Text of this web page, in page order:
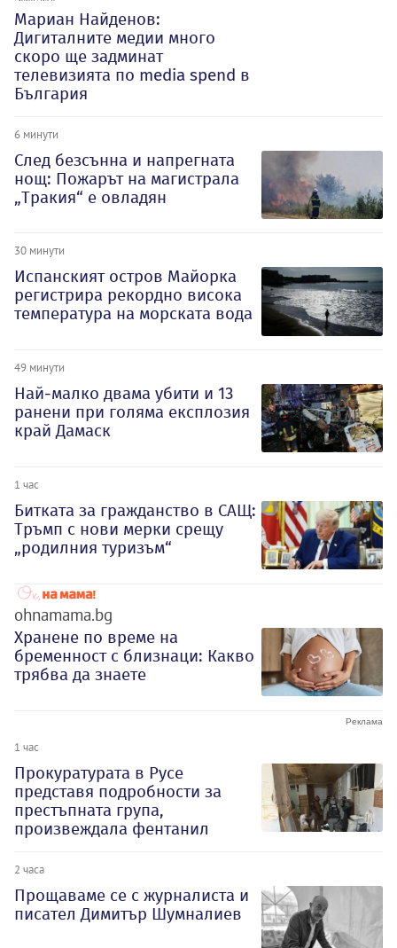
Мариан Найденов:
Дигиталните медии много
скоро ще задминат
телевизията по media spend в
България
6 минути
След безсънна и напрегната
нощ: Пожарът на магистрала
„Тракия“ е овладян
30 минути
Испанският остров Майорка
регистрира рекордно висока
температура на морската вода
49 минути
Най-малко двама убити и 13
ранени при голяма експлозия
край Дамаск
1 час
Битката за гражданство в САЩ:
Тръмп с нови мерки срещу
„родилния туризъм“
ohnamama.bg
Хранене по време на
бременност с близнаци: Какво
трябва да знаете
1 час
Прокуратурата в Русе
представя подробности за
престъпната група,
произвеждала фентанил
2 часа
Прощаваме се с журналиста и
писател Димитър Шумналиев